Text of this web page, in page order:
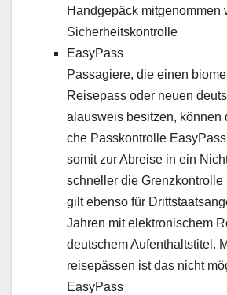
Handgepäck mitgenom­men
Sicher­heit­skon­trolle
Easy­Pass
Pas­sagiere, die einen
Reisep­a­ss oder neuen
alausweis besitzen,
che Passkon­trolle
somit zur Abreise in ein
schneller die
gilt eben­so für
Jahren mit elek­tro­n­is­chem
deutschem Aufen­thalt­sti­tel.
reisepässen ist das nicht
Easy­Pass